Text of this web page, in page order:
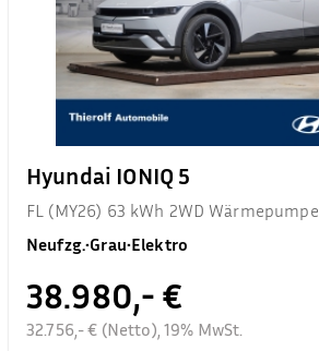
Hyundai IONIQ 5
FL (MY26) 63 kWh 2WD Wärmepumpe
Neufzg.•Grau•Elektro
38.980,- €
32.756,- € (Netto), 19% MwSt.